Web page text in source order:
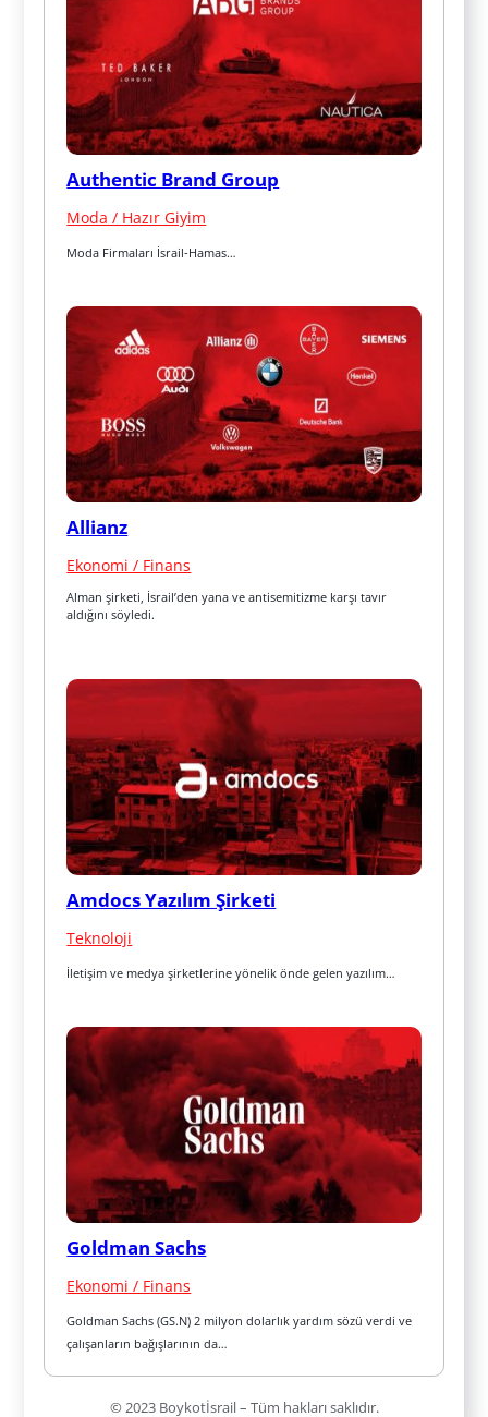
Authentic Brand Group
Moda / Hazır Giyim
Moda Firmaları İsrail-Hamas…
Allianz
Ekonomi / Finans
Alman şirketi, İsrail’den yana ve antisemitizme karşı tavır
aldığını söyledi.
Amdocs Yazılım Şirketi
Teknoloji
İletişim ve medya şirketlerine yönelik önde gelen yazılım…
Goldman Sachs
Ekonomi / Finans
Goldman Sachs (GS.N) 2 milyon dolarlık yardım sözü verdi ve
çalışanların bağışlarının da…
© 2023 Boykotİsrail – Tüm hakları saklıdır.